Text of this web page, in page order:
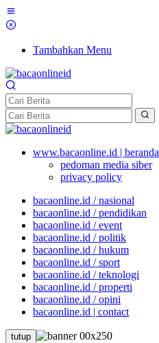
Tambahkan Menu
www.bacaonline.id | beranda
pedoman media siber
privacy policy
bacaonline.id / nasional
bacaonline.id / pendidikan
bacaonline.id / event
bacaonline.id / politik
bacaonline.id / hukum
bacaonline.id / sport
bacaonline.id / teknologi
bacaonline.id / properti
bacaonline.id / opini
bacaonline.id | contact
tutup